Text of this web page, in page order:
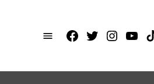
Facebook
X